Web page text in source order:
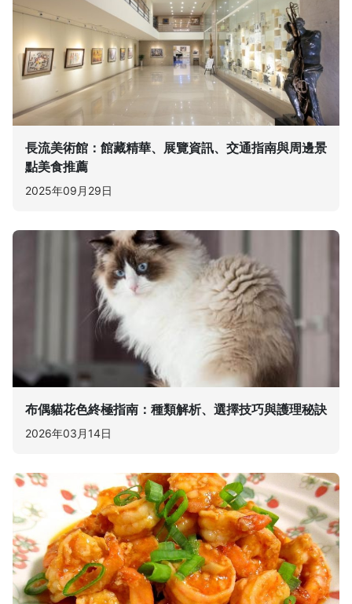
長流美術館：館藏精華、展覽資訊、交通指南與周邊景
點美食推薦
2025年09月29日
布偶貓花色終極指南：種類解析、選擇技巧與護理秘訣
2026年03月14日